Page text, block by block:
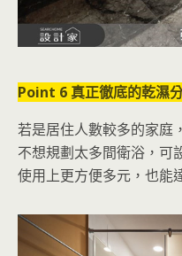
Point 6 真正徹底的乾濕
若是居住人數較多的家庭
不想規劃太多間衛浴，可
使用上更方便多元，也能